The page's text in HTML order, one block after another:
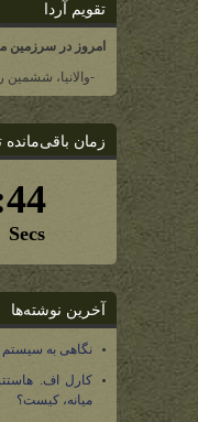
تقویم آردا
امروز در سرزمین
-والانیا، ششمین
زمان
آخرین نوشته‌ها
نگاهی به سیستم
کارل اف.
میانه، کیست؟